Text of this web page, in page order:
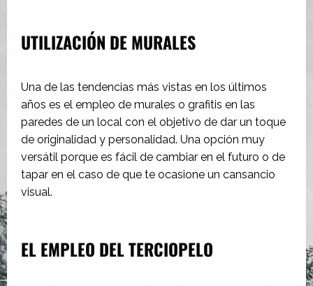
UTILIZACIÓN DE MURALES
Una de las tendencias más vistas en los últimos
años es el empleo de murales o grafitis en las
paredes de un local con el objetivo de dar un toque
de originalidad y personalidad. Una opción muy
versátil porque es fácil de cambiar en el futuro o de
tapar en el caso de que te ocasione un cansancio
visual.
EL EMPLEO DEL TERCIOPELO